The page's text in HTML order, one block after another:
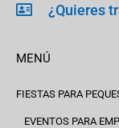
¿Quieres
MENÚ
FIESTAS PARA
EVENTOS PARA